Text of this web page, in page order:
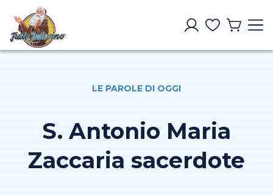
LE PAROLE DI OGGI
S. Antonio Maria
Zaccaria sacerdote